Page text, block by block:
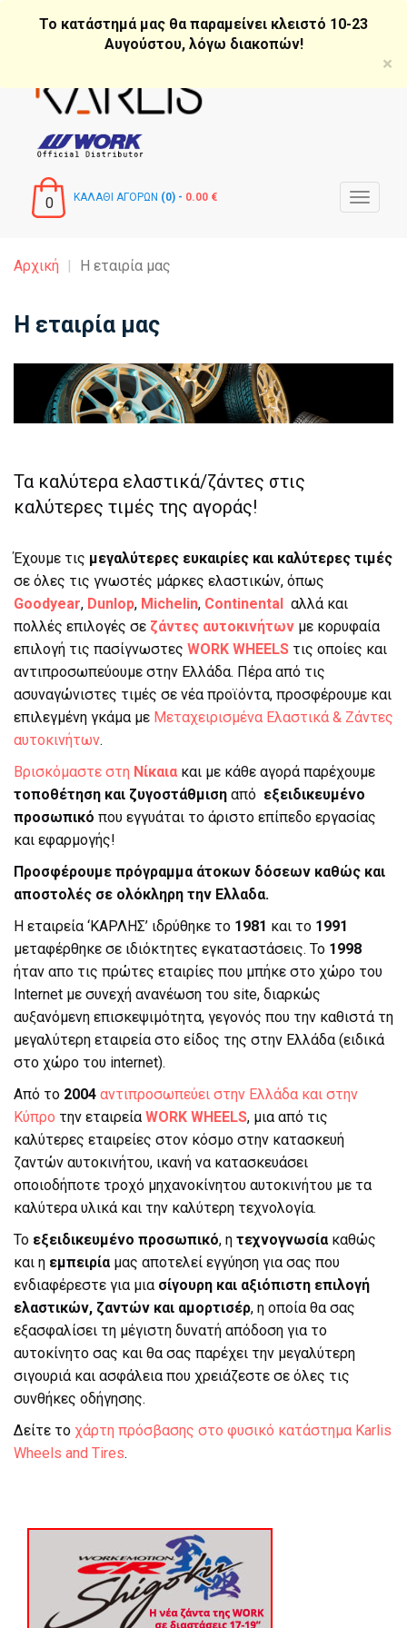
περιεχόμενο
Το κατάστημά μας θα παραμείνει κλειστό 10-23
Αυγούστου, λόγω διακοπών!
×
0 ΚΑΛΑΘΙ ΑΓΟΡΩΝ (0) - 0.00 €
Toggle
Αρχική Η εταιρία μας
Η εταιρία μας
Τα καλύτερα ελαστικά/ζάντες στις
καλύτερες τιμές της αγοράς!
Έχουμε τις μεγαλύτερες ευκαιρίες και καλύτερες τιμές
σε όλες τις γνωστές μάρκες ελαστικών, όπως
Goodyear, Dunlop, Michelin, Continental αλλά και
πολλές επιλογές σε ζάντες αυτοκινήτων με κορυφαία
επιλογή τις πασίγνωστες WORK WHEELS τις οποίες και
αντιπροσωπεύουμε στην Ελλάδα. Πέρα από τις
ασυναγώνιστες τιμές σε νέα προϊόντα, προσφέρουμε και
επιλεγμένη γκάμα με Μεταχειρισμένα Ελαστικά & Ζάντες
αυτοκινήτων.
Βρισκόμαστε στη Νίκαια και με κάθε αγορά παρέχουμε
τοποθέτηση και ζυγοστάθμιση από εξειδικευμένο
προσωπικό που εγγυάται το άριστο επίπεδο εργασίας
και εφαρμογής!
Προσφέρουμε πρόγραμμα άτοκων δόσεων καθώς και
αποστολές σε ολόκληρη την Ελλαδα.
Η εταιρεία ‘ΚΑΡΛΗΣ’ ιδρύθηκε το 1981 και το 1991
μεταφέρθηκε σε ιδιόκτητες εγκαταστάσεις. Το 1998
ήταν απο τις πρώτες εταιρίες που μπήκε στο χώρο του
Internet με συνεχή ανανέωση του site, διαρκώς
αυξανόμενη επισκεψιμότητα, γεγονός που την καθιστά τη
μεγαλύτερη εταιρεία στο είδος της στην Ελλάδα (ειδικά
στο χώρο του internet).
Από το 2004 αντιπροσωπεύει στην Ελλάδα και στην
Κύπρο την εταιρεία WORK WHEELS, μια από τις
καλύτερες εταιρείες στον κόσμο στην κατασκευή
ζαντών αυτοκινήτου, ικανή να κατασκευάσει
οποιοδήποτε τροχό μηχανοκίνητου αυτοκινήτου με τα
καλύτερα υλικά και την καλύτερη τεχνολογία.
Το εξειδικευμένο προσωπικό, η τεχνογνωσία καθώς
και η εμπειρία μας αποτελεί εγγύηση για σας που
ενδιαφέρεστε για μια σίγουρη και αξιόπιστη επιλογή
ελαστικών, ζαντών και αμορτισέρ, η οποία θα σας
εξασφαλίσει τη μέγιστη δυνατή απόδοση για το
αυτοκίνητο σας και θα σας παρέχει την μεγαλύτερη
σιγουριά και ασφάλεια που χρειάζεστε σε όλες τις
συνθήκες οδήγησης.
Δείτε το χάρτη πρόσβασης στο φυσικό κατάστημα Karlis
Wheels and Tires.